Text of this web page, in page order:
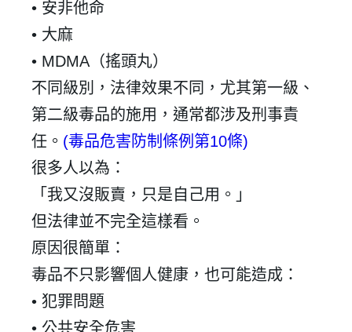
• 安非他命
• 大麻
• MDMA （搖頭丸）
不同級別，法律效果不同，尤其第一級、
第二級毒品的施用，通常都涉及刑事責
任。 (毒品危害防制條例第10條)
很多人以為：
「我又沒販賣，只是自己用。」
但法律並不完全這樣看。
原因很簡單：
毒品不只影響個人健康，也可能造成：
• 犯罪問題
• 公共安全危害